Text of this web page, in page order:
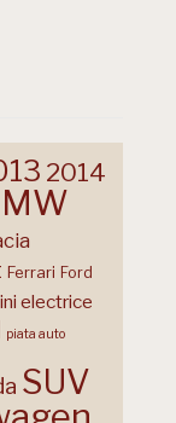
2014
Ferrari Ford
electrice
piata auto
SUV